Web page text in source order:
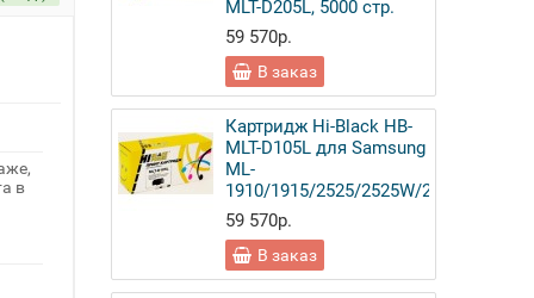
в
MLT-D205L, 5000 стр.
59 570р.
В заказ
Картридж Hi-Black HB-
MLT-D105L для Samsung
ML-
1910/1915/2525/2525W/2580N/
59 570р.
В заказ